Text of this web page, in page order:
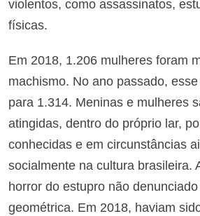
violentos, como assassinatos,
físicas.
Em 2018, 1.206 mulheres foram
machismo. No ano passado,
para 1.314. Meninas e mulheres
atingidas, dentro do próprio lar,
conhecidas e em circunstâncias
socialmente na cultura brasileira.
horror do estupro não
geométrica. Em 2018, haviam